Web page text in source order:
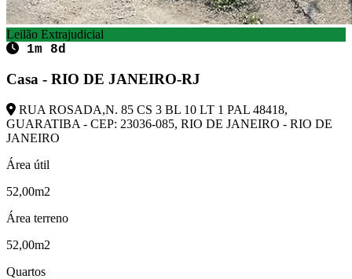
Leilão Extrajudicial
1m 8d
Casa - RIO DE JANEIRO-RJ
RUA ROSADA,N. 85 CS 3 BL 10 LT 1 PAL 48418,
GUARATIBA - CEP: 23036-085, RIO DE JANEIRO - RIO DE
JANEIRO
Área útil
52,00m2
Área terreno
52,00m2
Quartos